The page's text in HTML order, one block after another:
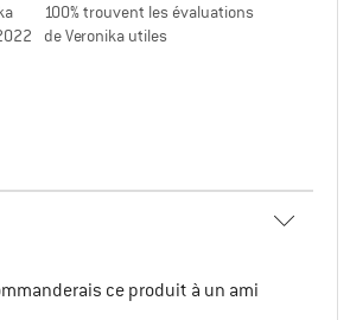
100% trouvent les évaluations
de Veronika utiles
ce produit à un ami